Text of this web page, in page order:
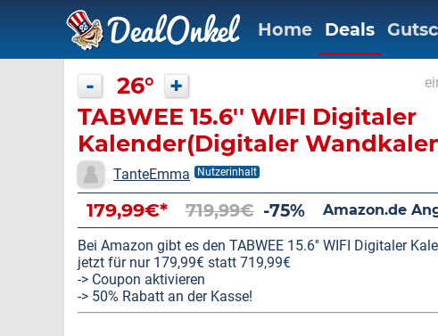
Home Deals
- 26° +
TABWEE 15.6'' WIFI Digitaler
Kalender(Digitaler
TanteEmma Nutzerinhalt
179,99€* 719,99€ -75% Amazon.de
Bei Amazon gibt es den TABWEE 15.6'' WIFI Digitaler
jetzt für nur 179,99€ statt 719,99€
-> Coupon aktivieren
-> 50% Rabatt an der Kasse!